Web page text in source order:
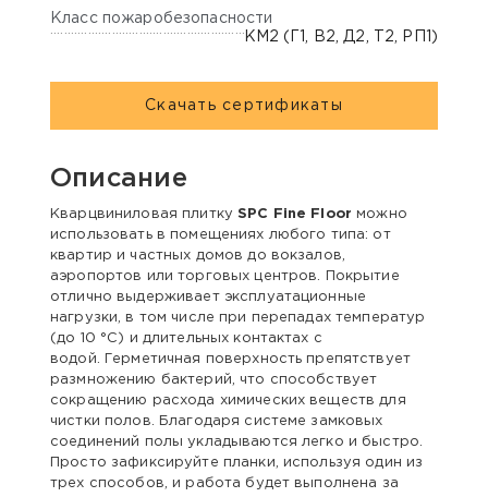
Класс пожаробезопасности
КМ2 (Г1, В2, Д2, Т2, РП1)
Скачать сертификаты
Описание
Кварцвиниловая плитку SPC Fine Floor можно
использовать в помещениях любого типа: от
квартир и частных домов до вокзалов,
аэропортов или торговых центров. Покрытие
отлично выдерживает эксплуатационные
нагрузки, в том числе при перепадах температур
(до 10 °С) и длительных контактах с
водой. Герметичная поверхность препятствует
размножению бактерий, что способствует
сокращению расхода химических веществ для
чистки полов. Благодаря системе замковых
соединений полы укладываются легко и быстро.
Просто зафиксируйте планки, используя один из
трех способов, и работа будет выполнена за